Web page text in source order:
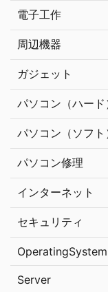
電子工作
周辺機器
ガジェット
パソコン（ハード
パソコン（ソフト
パソコン修理
インターネット
セキュリティ
OperatingSystem
Server